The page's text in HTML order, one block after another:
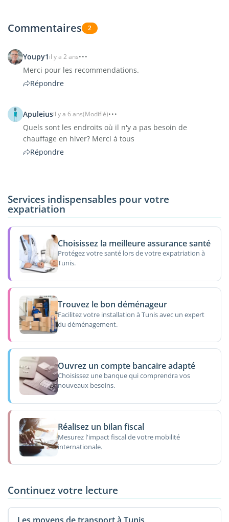
Commentaires 2
Youpy1il y a 2 ans
Merci pour les recommendations.
Répondre
Apuleiusil y a 6 ans(Modifié)
Quels sont les endroits où il n'y a pas besoin de
chauffage en hiver? Merci à tous
Répondre
Services indispensables pour votre
expatriation
Choisissez la meilleure assurance santé
Protégez votre santé lors de votre expatriation à
Tunis.
Trouvez le bon déménageur
Facilitez votre installation à Tunis avec un expert
du déménagement.
Ouvrez un compte bancaire adapté
Choisissez une banque qui comprendra vos
nouveaux besoins.
Réalisez un bilan fiscal
Mesurez l'impact fiscal de votre mobilité
internationale.
Continuez votre lecture